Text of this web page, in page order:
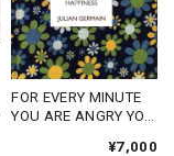
FOR EVERY MINUTE
YOU ARE ANGRY YOU
¥7,000